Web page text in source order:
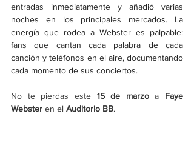
entradas inmediatamente y añadió varias
noches en los principales mercados. La
energía que rodea a Webster es palpable:
fans que cantan cada palabra de cada
canción y teléfonos en el aire, documentando
cada momento de sus conciertos.
No te pierdas este 15 de marzo a Faye
Webster en el Auditorio BB.